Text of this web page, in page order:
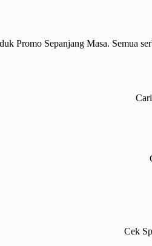
Promo Sepanjang Masa. Semua
Cek